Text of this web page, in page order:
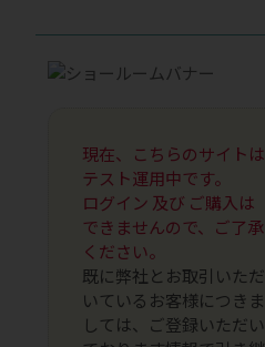
現在、こちらのサイトは
テスト運用中です。
ログイン 及び ご購入は
できませんので、ご了承
ください。
既に弊社とお取引いただ
いているお客様につきま
しては、ご登録いただい